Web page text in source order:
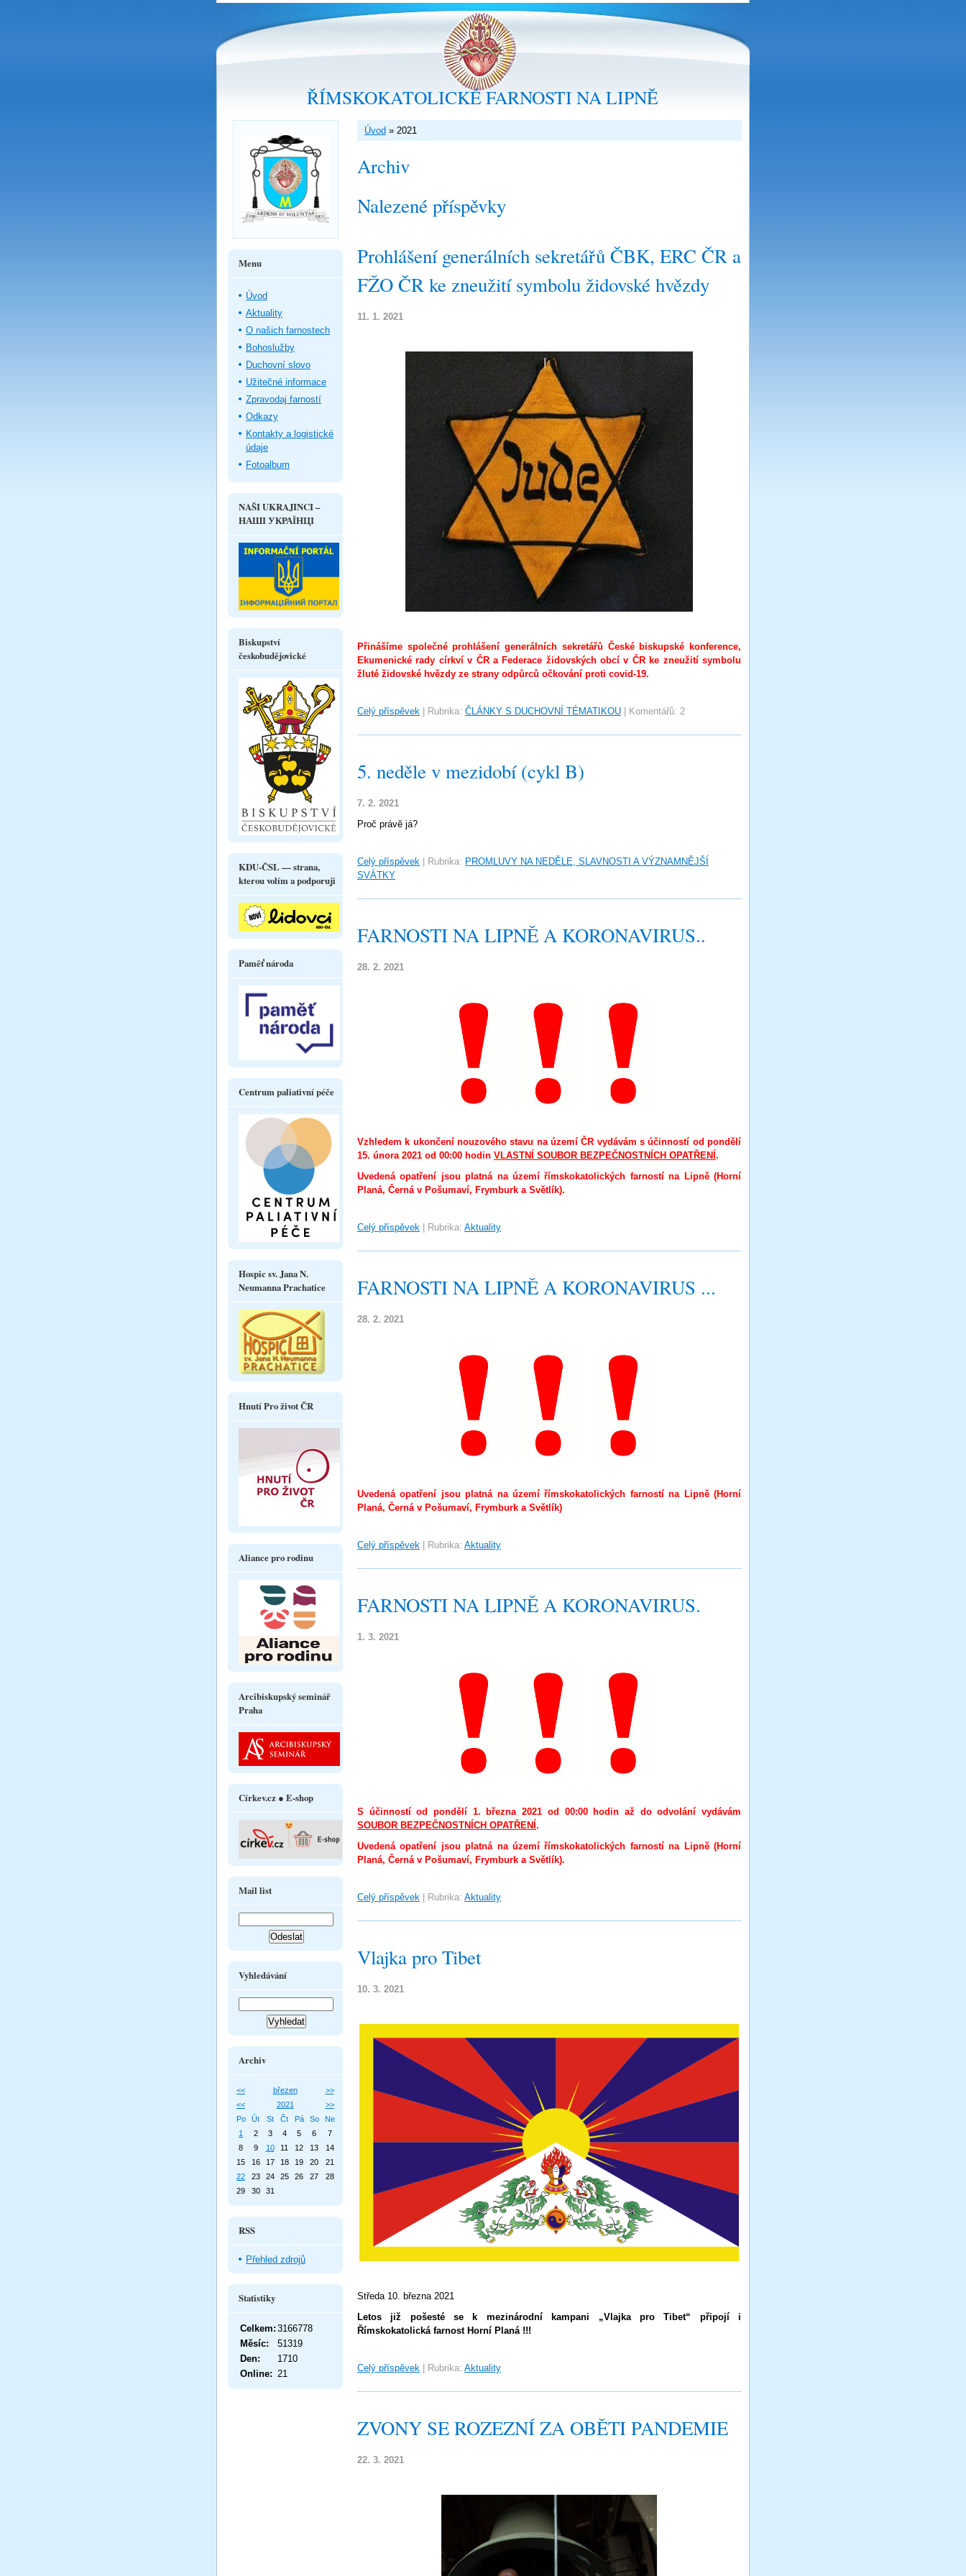
ŘÍMSKOKATOLICKÉ FARNOSTI NA LIPNĚ
Úvod » 2021
Archiv
Nalezené příspěvky
Prohlášení generálních sekretářů ČBK, ERC ČR a
FŽO ČR ke zneužití symbolu židovské hvězdy
11. 1. 2021
Přinášíme společné prohlášení generálních sekretářů České biskupské konference,
Ekumenické rady církví v ČR a Federace židovských obcí v ČR ke zneužití symbolu
žluté židovské hvězdy ze strany odpůrců očkování proti covid-19.
Celý příspěvek Rubrika: ČLÁNKY S DUCHOVNÍ TÉMATIKOU Komentářů: 2
5. neděle v mezidobí (cykl B)
7. 2. 2021
Proč právě já?
Celý příspěvek Rubrika: PROMLUVY NA NEDĚLE, SLAVNOSTI A VÝZNAMNĚJŠÍ
SVÁTKY
FARNOSTI NA LIPNĚ A KORONAVIRUS..
28. 2. 2021
Vzhledem k ukončení nouzového stavu na území ČR vydávám s účinností od pondělí
15. února 2021 od 00:00 hodin VLASTNÍ SOUBOR BEZPEČNOSTNÍCH OPATŘENÍ .
Uvedená opatření jsou platná na území římskokatolických farností na Lipně (Horní
Planá, Černá v Pošumaví, Frymburk a Světlík).
Celý příspěvek Rubrika: Aktuality
FARNOSTI NA LIPNĚ A KORONAVIRUS ...
28. 2. 2021
Uvedená opatření jsou platná na území římskokatolických farností na Lipně (Horní
Planá, Černá v Pošumaví, Frymburk a Světlík)
Celý příspěvek Rubrika: Aktuality
FARNOSTI NA LIPNĚ A KORONAVIRUS.
1. 3. 2021
S účinností od pondělí 1. března 2021 od 00:00 hodin až do odvolání vydávám
SOUBOR BEZPEČNOSTNÍCH OPATŘENÍ .
Uvedená opatření jsou platná na území římskokatolických farností na Lipně (Horní
Planá, Černá v Pošumaví, Frymburk a Světlík).
Celý příspěvek Rubrika: Aktuality
Vlajka pro Tibet
10. 3. 2021
Středa 10. března 2021
Letos již pošesté se k mezinárodní kampani „Vlajka pro Tibet“ připojí i
Římskokatolická farnost Horní Planá !!!
Celý příspěvek Rubrika: Aktuality
ZVONY SE ROZEZNÍ ZA OBĚTI PANDEMIE
22. 3. 2021
Menu
Úvod
Aktuality
O našich farnostech
Bohoslužby
Duchovní slovo
Užitečné informace
Zpravodaj farností
Odkazy
Kontakty a logistické
údaje
Fotoalbum
NAŠI UKRAJINCI –
НАШІ УКРАЇНЦІ
Biskupství
českobudějovické
KDU-ČSL — strana,
kterou volím a podporuji
Paměť národa
Centrum paliativní péče
Hospic sv. Jana N.
Neumanna Prachatice
Hnutí Pro život ČR
Aliance pro rodinu
Arcibiskupský seminář
Praha
Církev.cz ● E-shop
Mail list
Vyhledávání
Archiv
<< březen
>>
<<
2021
>>
Po
Út St Čt Pá So
Ne
1
2 3 4 5 6
7
8
9 10 11 12 13
14
15
16 17 18 19 20
21
22
23 24 25 26 27
28
29
30 31
RSS
Přehled zdrojů
Statistiky
Online: 21
Celkem: 3166778
Měsíc:
51319
Den:
1710